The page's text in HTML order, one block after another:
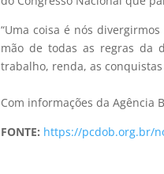
“Uma coisa é nós
mão de todas as regras da
trabalho, renda, as
Com informações da Agência
FONTE: https://pcdob.org.br/